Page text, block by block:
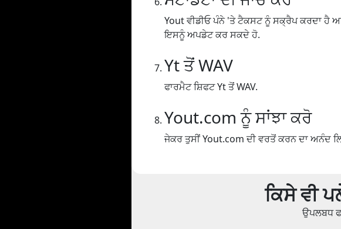
Yout ਵੀਡੀਓ ਪੰਨੇ 'ਤੇ ਟੈਕਸਟ ਨੂੰ ਸਕ੍ਰੈਪ ਕਰਦਾ ਹੈ
ਇਸਨੂੰ ਅਪਡੇਟ ਕਰ ਸਕਦੇ ਹੋ.
Yt ਤੋਂ WAV
ਫਾਰਮੈਟ ਸ਼ਿਫਟ Yt ਤੋਂ WAV.
Yout.com ਨੂੰ ਸਾਂਝਾ ਕਰੋ
ਜੇਕਰ ਤੁਸੀਂ Yout.com ਦੀ ਵਰਤੋਂ ਕਰਨ ਦਾ ਅਨੰਦ
ਕਿਸੇ ਵੀ
ਉਪਲਬਧ